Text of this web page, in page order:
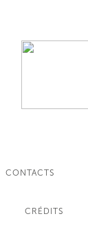
CONTACTS
CRÉDITS